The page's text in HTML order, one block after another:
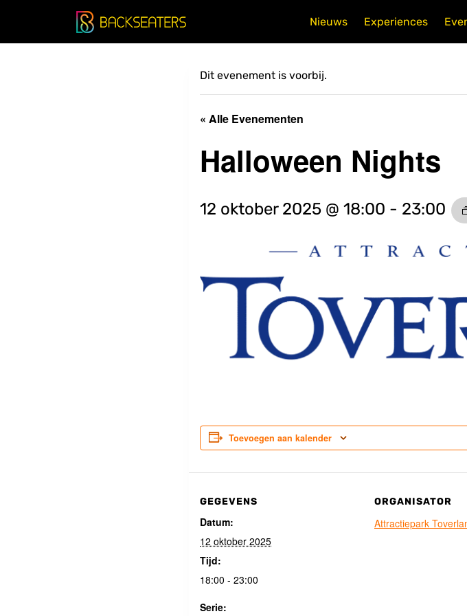
Nieuws Experiences
Dit evenement is voorbij.
« Alle Evenementen
Halloween Nights
12 oktober 2025 @ 18:00 - 23:00
Toevoegen aan kalender
GEGEVENS
Datum:
12 oktober 2025
Tijd:
18:00 - 23:00
Serie:
ORGANISATOR
Attractiepark